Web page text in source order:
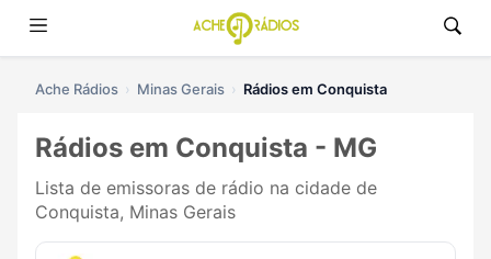
Ache Rádios Minas Gerais Rádios em Conquista
Rádios em Conquista - MG
Lista de emissoras de rádio na cidade de
Conquista, Minas Gerais